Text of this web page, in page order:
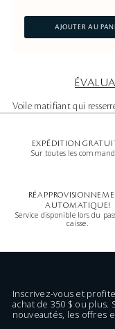
AJOUTER AU
Voile matifiant qui
EXPÉDITION
Sur toutes les
AUTOMATIQUE!
Service disponible lors du
caisse.
Inscrivez-vous et
achat de 350 $ ou plus.
nouveautés, les offres